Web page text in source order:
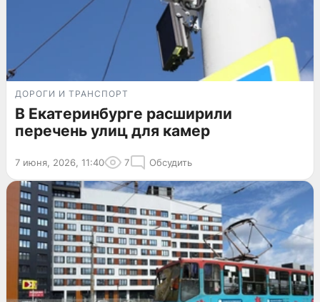
ДОРОГИ И ТРАНСПОРТ
В Екатеринбурге расширили
перечень улиц для камер
7 июня, 2026, 11:40 7 Обсудить